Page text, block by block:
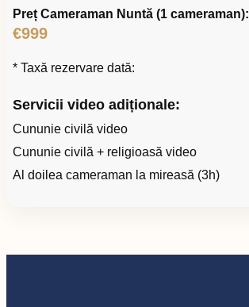
Preț Cameraman Nuntă (1 cameraman):
€999
* Taxă rezervare dată:
Servicii video adiționale:
Cununie civilă video
Cununie civilă + religioasă video
Al doilea cameraman la mireasă (3h)